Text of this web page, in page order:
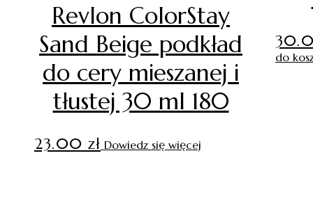
Revlon ColorStay
Sand Beige podkład
do cery mieszanej i
tłustej 30 ml 180
23.00 zł Dowiedz się więcej
do